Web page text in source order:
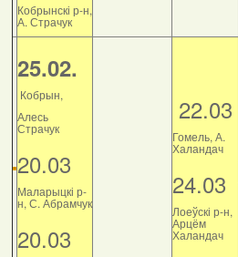
Кобрынскі р-н,
А. Страчук
25.02.
Кобрын,
Алесь
Страчук
20.03
Маларыцкі р-
н, С. Абрамчук
20.03
22.03
Гомель, А.
Халандач
24.03
Лоеўскі р-н,
Арцём
Халандач